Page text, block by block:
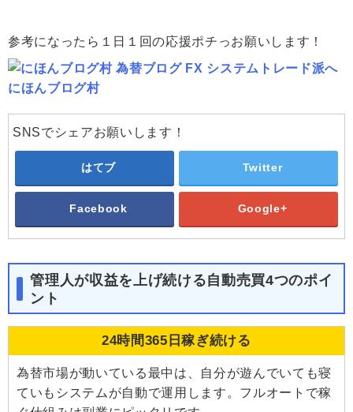
参考になったら１日１回の応援ポチっお願いします！
にほんブログ村
SNSでシェアお願いします！
はてブ Twitter
Facebook Google+
管理人が収益を上げ続ける自動売買4つのポイ
ント
24時間365日稼ぎ続ける
為替市場が動いている最中は、自分が遊んでいても寝
ていもシステムが自動で運用します。フルオートで稼